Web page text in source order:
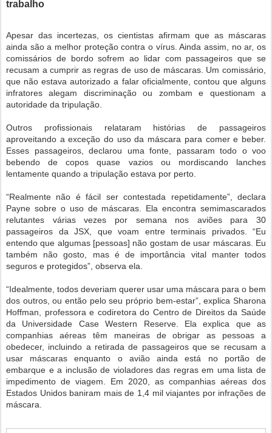
trabalho
Apesar das incertezas, os cientistas afirmam que as máscaras
ainda são a melhor proteção contra o vírus. Ainda assim, no ar, os
comissários de bordo sofrem ao lidar com passageiros que se
recusam a cumprir as regras de uso de máscaras. Um comissário,
que não estava autorizado a falar oficialmente, contou que alguns
infratores alegam discriminação ou zombam e questionam a
autoridade da tripulação.
Outros profissionais relataram histórias de passageiros
aproveitando a exceção do uso da máscara para comer e beber.
Esses passageiros, declarou uma fonte, passaram todo o voo
bebendo de copos quase vazios ou mordiscando lanches
lentamente quando a tripulação estava por perto.
“Realmente não é fácil ser contestada repetidamente”, declara
Payne sobre o uso de máscaras. Ela encontra semimascarados
relutantes várias vezes por semana nos aviões para 30
passageiros da JSX, que voam entre terminais privados. “Eu
entendo que algumas [pessoas] não gostam de usar máscaras. Eu
também não gosto, mas é de importância vital manter todos
seguros e protegidos”, observa ela.
“Idealmente, todos deveriam querer usar uma máscara para o bem
dos outros, ou então pelo seu próprio bem-estar”, explica Sharona
Hoffman, professora e codiretora do Centro de Direitos da Saúde
da Universidade Case Western Reserve. Ela explica que as
companhias aéreas têm maneiras de obrigar as pessoas a
obedecer, incluindo a retirada de passageiros que se recusam a
usar máscaras enquanto o avião ainda está no portão de
embarque e a inclusão de violadores das regras em uma lista de
impedimento de viagem. Em 2020, as companhias aéreas dos
Estados Unidos baniram mais de 1,4 mil viajantes por infrações de
máscara.